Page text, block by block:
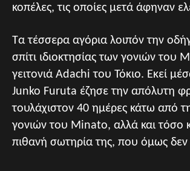
κοπέλες, τις οποίες μετά άφηναν
Τα τέσσερα αγόρια λοιπόν την
σπίτι ιδιοκτησίας των γονιών του
γειτονιά Adachi του Τόκιο. Εκεί
Junko Furuta έζησε την απόλυτη
τουλάχιστον 40 ημέρες κάτω από
γονιών του Minato, αλλά και τόσο
πιθανή σωτηρία της, που όμως